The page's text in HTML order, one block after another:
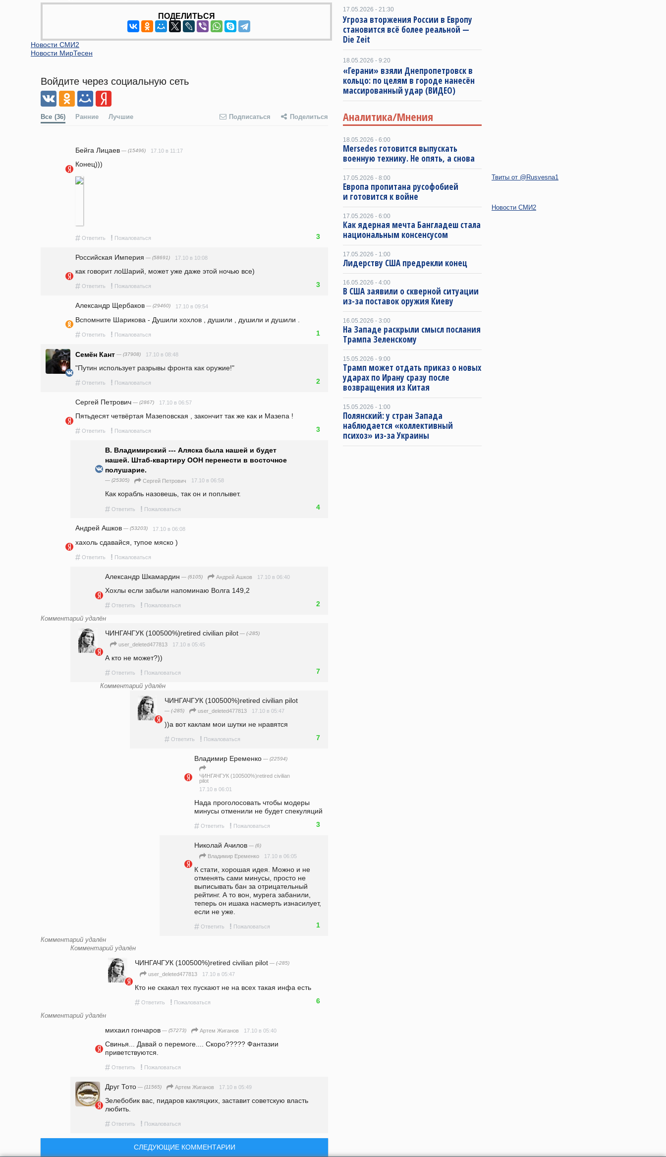
ПОДЕЛИТЬСЯ
Новости СМИ2
Новости МирТесен
Войдите через социальную сеть
Все (36) Ранние Лучшие Подписаться Поделиться
Бейга Лицаев — (15496) 17.10 в 11:17
Конец)))
# Ответить ! Пожаловаться 3
Российская Империя — (58691) 17.10 в 10:08
как говорит лоШарий, может уже даже этой ночью все)
# Ответить ! Пожаловаться 3
Александр Щербаков — (29460) 17.10 в 09:54
Вспомните Шарикова - Душили хохлов , душили , душили и душили .
# Ответить ! Пожаловаться 1
Семён Кант — (37908) 17.10 в 08:48
"Путин использует разрывы фронта как оружие!"
# Ответить ! Пожаловаться 2
Сергей Петрович — (2867) 17.10 в 06:57
Пятьдесят четвёртая Мазеповская , закончит так же как и Мазепа !
# Ответить ! Пожаловаться 3
В. Владимирский --- Аляска была нашей и будет
нашей. Штаб-квартиру ООН перенести в восточное
полушарие.
— (25305) Сергей Петрович 17.10 в 06:58
Как корабль назовешь, так он и поплывет.
# Ответить ! Пожаловаться 4
Андрей Ашков — (53203) 17.10 в 06:08
хахоль сдавайся, тупое мяско )
# Ответить ! Пожаловаться
Александр Шкамардин — (6105) Андрей Ашков 17.10 в 06:40
Хохлы если забыли напоминаю Волга 149,2
# Ответить ! Пожаловаться 2
Комментарий удалён
ЧИНГАЧГУК (100500%)retired civilian pilot — (-285)
user_deleted477813 17.10 в 05:45
А кто не может?))
# Ответить ! Пожаловаться 7
Комментарий удалён
ЧИНГАЧГУК (100500%)retired civilian pilot
— (-285) user_deleted477813 17.10 в 05:47
))а вот каклам мои шутки не нравятся
# Ответить ! Пожаловаться 7
Владимир Еременко — (22594)
ЧИНГАЧГУК (100500%)retired civilian
pilot
17.10 в 06:01
Нада проголосовать чтобы модеры
минусы отменили не будет спекуляций
# Ответить ! Пожаловаться 3
Николай Ачилов — (6)
Владимир Еременко 17.10 в 06:05
К стати, хорошая идея. Можно и не
отменять сами минусы, просто не
выписывать бан за отрицательный
рейтинг. А то вон, мурега забанили,
теперь он ишака насмерть изнасилует,
если не уже.
# Ответить ! Пожаловаться 1
Комментарий удалён
Комментарий удалён
ЧИНГАЧГУК (100500%)retired civilian pilot — (-285)
user_deleted477813 17.10 в 05:47
Кто не скакал тех пускают не на всех такая инфа есть
# Ответить ! Пожаловаться 6
Комментарий удалён
михаил гончаров — (57273) Артем Жиганов 17.10 в 05:40
Свинья... Давай о перемоге.... Скоро????? Фантазии
приветствуются.
# Ответить ! Пожаловаться
Друг Тото — (11565) Артем Жиганов 17.10 в 05:49
Зелебобик вас, пидаров какляцких, заставит советскую власть
любить.
# Ответить ! Пожаловаться
СЛЕДУЮЩИЕ КОММЕНТАРИИ
17.05.2026 - 21:30
Угроза вторжения России в Европу
становится всё более реальной —
Die Zeit
18.05.2026 - 9:20
«Герани» взяли Днепропетровск в
кольцо: по целям в городе нанесён
массированный удар (ВИДЕО)
Аналитика/Мнения
18.05.2026 - 6:00
Mersedes готовится выпускать
военную технику. Не опять, а снова
17.05.2026 - 8:00
Европа пропитана русофобией
и готовится к войне
17.05.2026 - 6:00
Как ядерная мечта Бангладеш стала
национальным консенсусом
17.05.2026 - 1:00
Лидерству США предрекли конец
16.05.2026 - 4:00
В США заявили о скверной ситуации
из-за поставок оружия Киеву
16.05.2026 - 3:00
На Западе раскрыли смысл послания
Трампа Зеленскому
15.05.2026 - 9:00
Трамп может отдать приказ о новых
ударах по Ирану сразу после
возвращения из Китая
15.05.2026 - 1:00
Полянский: у стран Запада
наблюдается «коллективный
психоз» из-за Украины
Твиты от @Rusvesna1
Новости СМИ2